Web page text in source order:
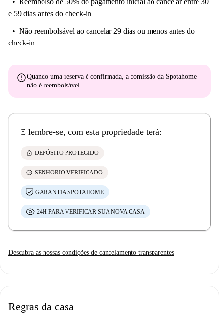
Reembolso de 50% do pagamento inicial ao cancelar entre 30
e 59 dias antes do check-in
Não reembolsável ao cancelar 29 dias ou menos antes do
check-in
errorQuando uma reserva é confirmada, a comissão da Spotahome
não é reembolsável
E lembre-se, com esta propriedade terá:
lock DEPÓSITO PROTEGIDO
check_circle SENHORIO VERIFICADO
GARANTIA SPOTAHOME
24H PARA VERIFICAR SUA NOVA CASA
Descubra as nossas condições de cancelamento transparentes
Regras da casa